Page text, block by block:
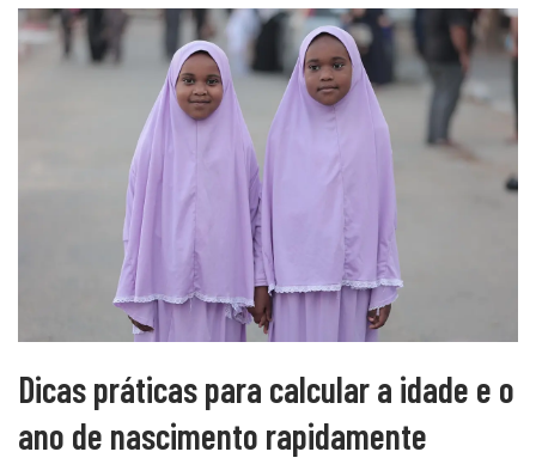
Dicas práticas para calcular a idade e o
ano de nascimento rapidamente